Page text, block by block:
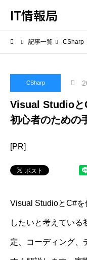
IT情報局
記事一覧 CSharp
CSharp
Visual Studioと
初心者のための
[PR]
Visual StudioとC#
したいと考えている
定、コーディング、